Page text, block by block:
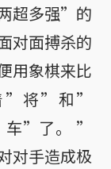
超多强”的
对面搏杀的
用象棋来比
”将”和”
”了。 ”
对手造成极